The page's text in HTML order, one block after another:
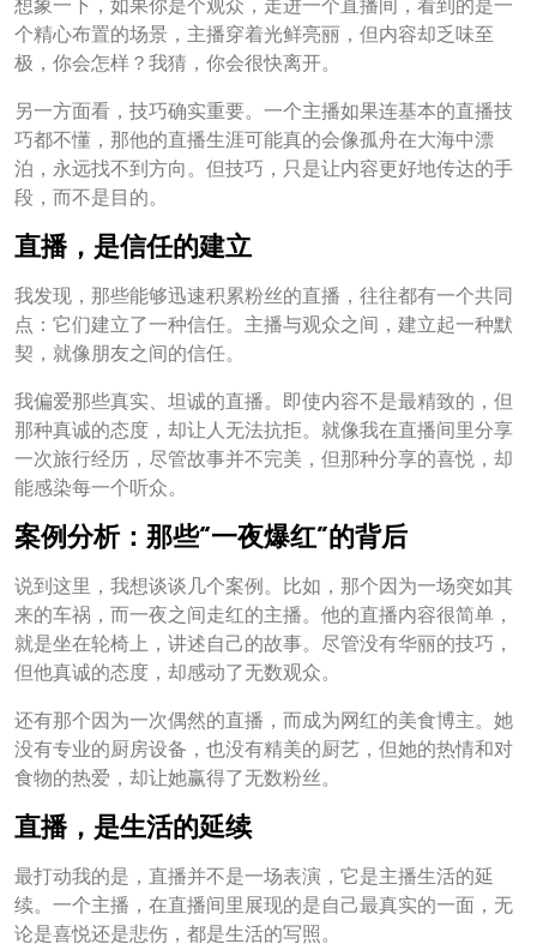
想象一下，如果你是个观众，走进一个直播间，看到的是一
个精心布置的场景，主播穿着光鲜亮丽，但内容却乏味至
极，你会怎样？我猜，你会很快离开。
另一方面看，技巧确实重要。一个主播如果连基本的直播技
巧都不懂，那他的直播生涯可能真的会像孤舟在大海中漂
泊，永远找不到方向。但技巧，只是让内容更好地传达的手
段，而不是目的。
直播，是信任的建立
我发现，那些能够迅速积累粉丝的直播，往往都有一个共同
点：它们建立了一种信任。主播与观众之间，建立起一种默
契，就像朋友之间的信任。
我偏爱那些真实、坦诚的直播。即使内容不是最精致的，但
那种真诚的态度，却让人无法抗拒。就像我在直播间里分享
一次旅行经历，尽管故事并不完美，但那种分享的喜悦，却
能感染每一个听众。
案例分析：那些“一夜爆红”的背后
说到这里，我想谈谈几个案例。比如，那个因为一场突如其
来的车祸，而一夜之间走红的主播。他的直播内容很简单，
就是坐在轮椅上，讲述自己的故事。尽管没有华丽的技巧，
但他真诚的态度，却感动了无数观众。
还有那个因为一次偶然的直播，而成为网红的美食博主。她
没有专业的厨房设备，也没有精美的厨艺，但她的热情和对
食物的热爱，却让她赢得了无数粉丝。
直播，是生活的延续
最打动我的是，直播并不是一场表演，它是主播生活的延
续。一个主播，在直播间里展现的是自己最真实的一面，无
论是喜悦还是悲伤，都是生活的写照。